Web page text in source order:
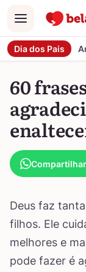
Menu
Dia dos Pais
60
Deus faz
filhos. Ele
melhores e
pode fazer é